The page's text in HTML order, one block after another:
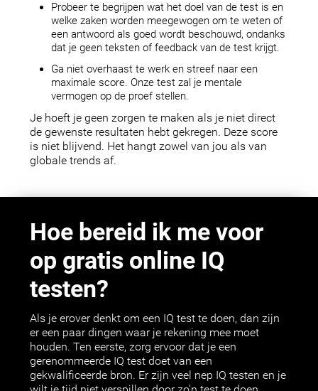
Probeer te begrijpen wat het doel van de test is en
welke zaken worden meegewogen om te weten of
een antwoord als goed wordt beschouwd, ondanks
dat je geen teksten of feedback van de test krijgt.
Ga niet overhaast te werk en streef naar een
maximale score. Onze test zal je mentale
vermogen op de proef stellen.
Je hoeft je geen zorgen te maken als je niet direct
de gewenste resultaten hebt gekregen. Deze score
is niet blijvend. Het hangt zowel van jou als van
globale trends af.
Hoe bereid ik me voor
op gratis online IQ
testen?
Als je erover denkt om een IQ test te doen, dan zijn
er een paar dingen waar je rekening mee moet
houden. Ten eerste, zorg ervoor dat je een
gerenommeerde IQ test doet van een
gekwalificeerde bron. Er zijn veel nep IQ testen en je